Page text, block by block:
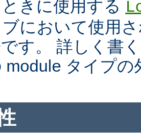
きに使用する
において使用
す。 詳しく書
module タイプの